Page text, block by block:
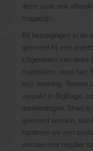
deze vaak ook
magazijn.
Bij bezorgingen in de
geleverd bij een
Uitgesloten van deze
materialen, want hier
incl. levering. Tevens
verpakt in BigBags,
aanbiedingen. Moet
geleverd worden,
hanteren we een
worden met regulier